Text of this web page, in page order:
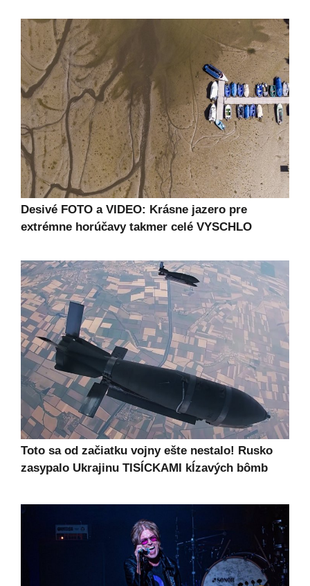
Desivé FOTO a VIDEO: Krásne jazero pre
extrémne horúčavy takmer celé VYSCHLO
Toto sa od začiatku vojny ešte nestalo! Rusko
zasypalo Ukrajinu TISÍCKAMI kĺzavých bômb